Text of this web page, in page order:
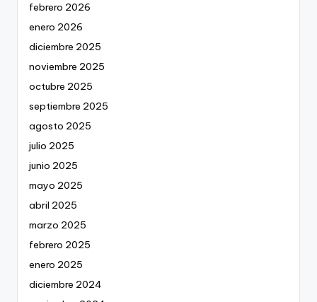
febrero 2026
enero 2026
diciembre 2025
noviembre 2025
octubre 2025
septiembre 2025
agosto 2025
julio 2025
junio 2025
mayo 2025
abril 2025
marzo 2025
febrero 2025
enero 2025
diciembre 2024